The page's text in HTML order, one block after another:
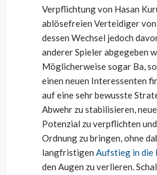
Verpflichtung von Hasan
ablösefreien Verteidiger von
dessen Wechsel jedoch
anderer Spieler abgegeben
Möglicherweise sogar Ba,
einen neuen Interessenten
auf eine sehr bewusste
Abwehr zu stabilisieren,
Potenzial zu verpflichten
Ordnung zu bringen, ohne
langfristigen Aufstieg in die
den Augen zu verlieren.